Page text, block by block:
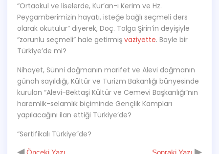
“Ortaokul ve liselerde, Kur’an-ı Kerim ve Hz.
Peygamberimizin hayatı, isteğe bağlı seçmeli ders
olarak okutulur” diyerek, Doç. Tolga Şirin’in deyişiyle
“zorunlu seçmeli” hale getirmiş vaziyette. Böyle bir
Türkiye’de mi?
Nihayet, Sünni doğmanın marifet ve Alevi doğmanın
günah sayıldığı, Kültür ve Turizm Bakanlığı bünyesinde
kurulan “Alevi-Bektaşi Kültür ve Cemevi Başkanlığı”nın
haremlik-selamlık biçiminde Gençlik Kampları
yapılacağını ilan ettiği Türkiye’de?
“Sertifikalı Türkiye”de?
Önceki Yazı Sonraki Yazı